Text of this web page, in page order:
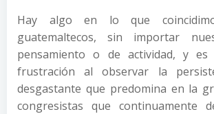
Hay algo en lo que
guatemaltecos, sin importar
pensamiento o de actividad, y
frustración al observar la
desgastante que predomina en la
congresistas que continuamente